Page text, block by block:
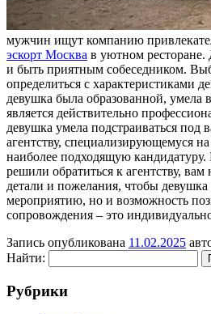
мужчин ищут компанию
эскорт Москва в уютном ресторане.
и быть приятным собеседником.
определиться с характеристиками
девушка была образованной, умела
является действительно
девушка умела подстраиваться
агентству, специализирующемуся
наиболее подходящую
решили обратиться к агентству,
детали и пожелания, чтобы
мероприятию, но и возможность
сопровождения – это
Запись опубликована 11.02.2025
Найти:
Рубрики